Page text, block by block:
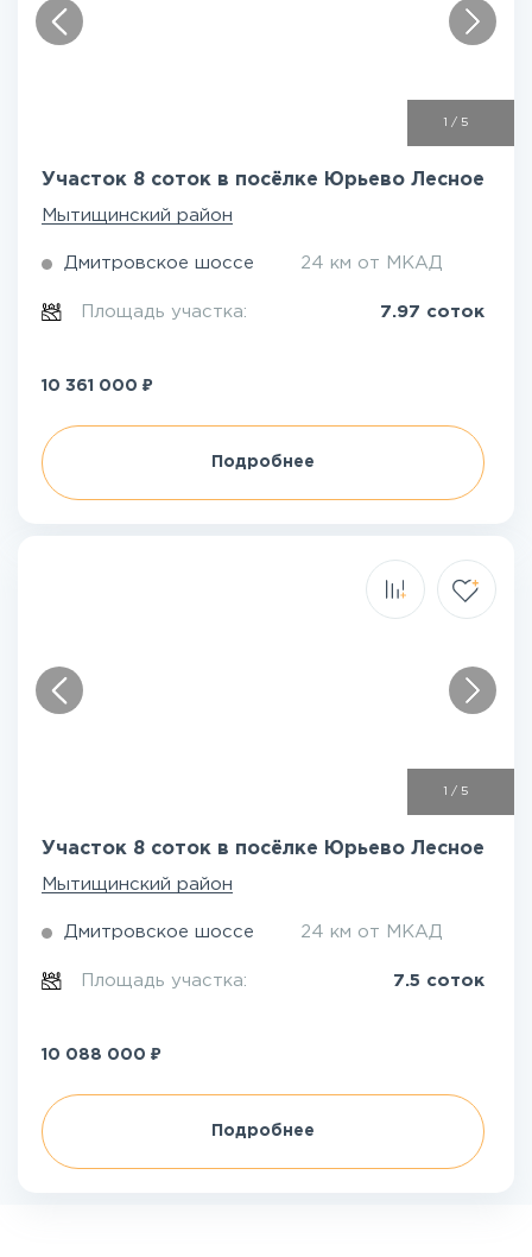
/ 5
Участок 8 соток в посёлке Юрьево Лесное
Мытищинский район
Дмитровское шоссе 24 км от МКАД
Площадь участка: 7.97 соток
10 361 000 ₽
Подробнее
/ 5
Участок 8 соток в посёлке Юрьево Лесное
Мытищинский район
Дмитровское шоссе 24 км от МКАД
Площадь участка: 7.5 соток
10 088 000 ₽
Подробнее